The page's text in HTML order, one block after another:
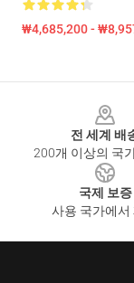
₩4,685,200 -
전 세계 배
200개 이상의 국
국제 보증
사용 국가에서